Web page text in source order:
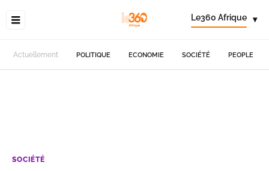
Le360 Afrique ▾
Actuellement POLITIQUE ECONOMIE SOCIÉTÉ PEOPLE
SOCIÉTÉ